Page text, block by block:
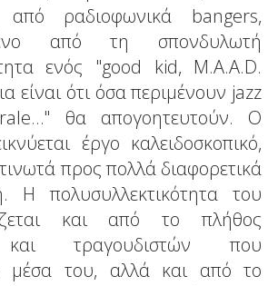
από ραδιοφωνικά bangers,
από τη σπονδυλωτή
ενός "good kid, M.A.A.D.
είναι ότι όσα περιμένουν jazz
θα απογοητευτούν. Ο
έργο καλειδοσκοπικό,
προς πολλά διαφορετικά
Η πολυσυλλεκτικότητα του
και από το πλήθος
και τραγουδιστών που
μέσα του, αλλά και από το